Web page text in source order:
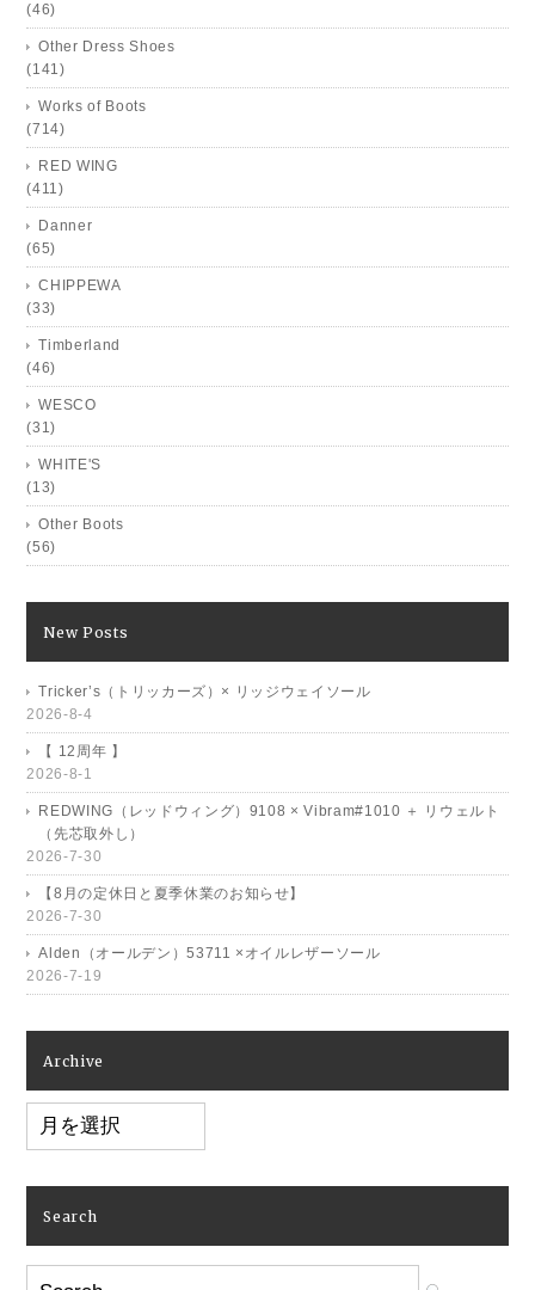
(46)
Other Dress Shoes
(141)
Works of Boots
(714)
RED WING
(411)
Danner
(65)
CHIPPEWA
(33)
Timberland
(46)
WESCO
(31)
WHITE'S
(13)
Other Boots
(56)
New Posts
Tricker’s（トリッカーズ）× リッジウェイソール
2026-8-4
【 12周年 】
2026-8-1
REDWING（レッドウィング）9108 × Vibram#1010 ＋ リウェルト
（先芯取外し）
2026-7-30
【8月の定休日と夏季休業のお知らせ】
2026-7-30
Alden（オールデン）53711 ×オイルレザーソール
2026-7-19
Archive
Archive
Search